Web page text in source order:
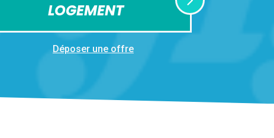
LOGEMENT
Déposer une offre